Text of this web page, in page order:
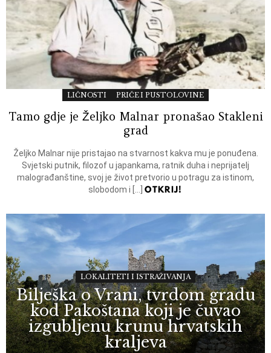
LIČNOSTI PRIČE I PUSTOLOVINE
Tamo gdje je Željko Malnar pronašao Stakleni
grad
Željko Malnar nije pristajao na stvarnost kakva mu je ponuđena.
Svjetski putnik, filozof u japankama, ratnik duha i neprijatelj
malograđanštine, svoj je život pretvorio u potragu za istinom,
slobodom i […]OTKRIJ!
LOKALITETI I ISTRAŽIVANJA
Bilješka o Vrani, tvrdom gradu
kod Pakoštana koji je čuvao
izgubljenu krunu hrvatskih
kraljeva